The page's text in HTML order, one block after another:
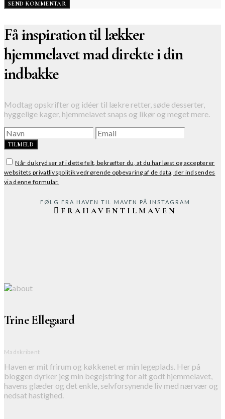
Få inspiration til lækker
hjemmelavet mad direkte i din
indbakke
Modtag opskrifter og idéer til lækre retter, søde desserter,
hyggelige kager, hjemmelavet snaps og likør og meget mere.
TILMELD
Når du krydser af i dette felt, bekræfter du, at du har læst og accepterer
websitets privatlivspolitik vedrørende opbevaring af de data, der indsendes
via denne formular.
FRAHAVENTILMAVEN
FØLG FRA HAVEN TIL MAVEN PÅ INSTAGRAM
Trine Ellegaard
Madskribent
Haven er mit frirum og køkkenet er min legeplads. Her på
bloggen dyrker jeg min begejstring for alt godt hjemmelavet,
havens glæder og det enkle, selvforsynende liv med nærvær og
nedsat hastighed.